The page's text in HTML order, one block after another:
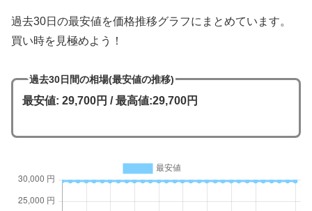
過去30日の最安値を価格推移グラフにまとめています。
買い時を見極めよう！
過去30日間の相場(最安値の推移)
最安値: 29,700円 / 最高値:29,700円